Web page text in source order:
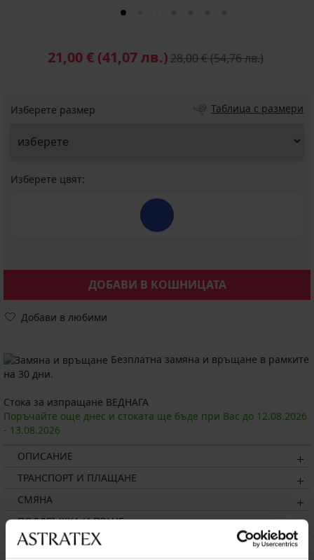
21,00 € (41,07 лв.)28,00 €(54,76 лв.)
Изберете размер Таблица с размери
Изберете цвят:
ДОБАВИ В КОШНИЦАТА
Добави в любими
Безплатна замяна и връщане в рамките
на 30 дни.
Стока за изпращане ВЕДНАГА
Поръчайте още днес и стоката ще бъде при Вас до 12.08.2026
- 13.08.2026
ОПИСАНИЕ
ТРАНСПОРТ И ПЛАЩАНЕ
СМЯНА
ПОДДРЪЖКА И ПРАНЕ
ЗА МАРКАТА